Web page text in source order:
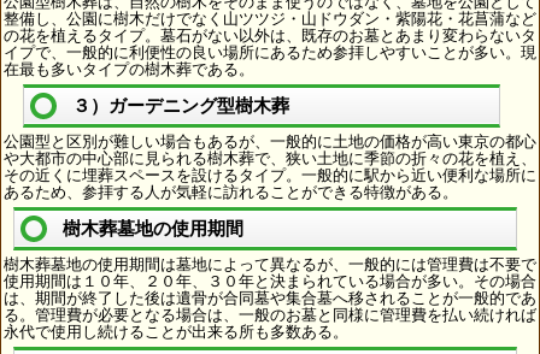
整備し、公園に樹木だけでなく山ツツジ・山ドウダン・紫陽花・花菖蒲など
の花を植えるタイプ。墓石がない以外は、既存のお墓とあまり変わらないタ
イプで、一般的に利便性の良い場所にあるため参拝しやすいことが多い。現
在最も多いタイプの樹木葬である。
３）ガーデニング型樹木葬
公園型と区別が難しい場合もあるが、一般的に土地の価格が高い東京の都心
や大都市の中心部に見られる樹木葬で、狭い土地に季節の折々の花を植え、
その近くに埋葬スペースを設けるタイプ。一般的に駅から近い便利な場所に
あるため、参拝する人が気軽に訪れることができる特徴がある。
樹木葬墓地の使用期間
樹木葬墓地の使用期間は墓地によって異なるが、一般的には管理費は不要で
使用期間は１０年、２０年、３０年と決まられている場合が多い。その場合
は、期間が終了した後は遺骨が合同墓や集合墓へ移されることが一般的であ
る。管理費が必要となる場合は、一般のお墓と同様に管理費を払い続ければ
永代で使用し続けることが出来る所も多数ある。